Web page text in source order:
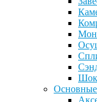
Основные